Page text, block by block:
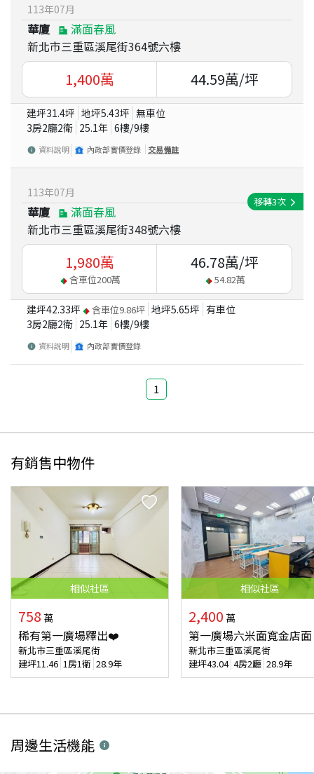
113年07月
華廈
滿面春風
新北市三重區溪尾街364號六樓
1,400萬 44.59萬/坪
建坪31.4坪 地坪5.43坪 無車位
3房2廳2衛 25.1年 6樓/9樓
資料說明 內政部實價登錄 交易備註
113年07月
華廈
滿面春風
新北市三重區溪尾街348號六樓
移轉3次
1,980萬
含車位200萬
46.78萬/坪
54.82萬
建坪42.33坪 含車位9.86坪 地坪5.65坪 有車位
3房2廳2衛 25.1年 6樓/9樓
資料說明 內政部實價登錄
1
有銷售中物件
相似社區
758 萬
稀有第一廣場釋出❤️
新北市三重區溪尾街
建坪11.46 1房1衛 28.9年
相似社區
2,400 萬
第一廣場六米面寬金店面
新北市三重區溪尾街
建坪43.04 4房2廳 28.9年
周邊生活機能